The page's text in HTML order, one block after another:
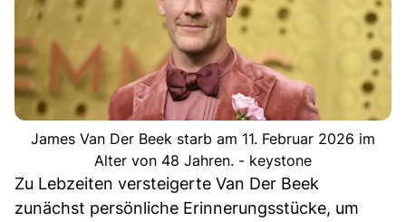
James Van Der Beek starb am 11. Februar 2026 im
Alter von 48 Jahren. - keystone
Zu Lebzeiten versteigerte Van Der Beek
zunächst persönliche Erinnerungsstücke, um